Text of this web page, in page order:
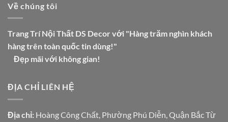
Về chúng tôi
Trang Trí Nội Thất DS Decor với "Hàng trăm nghìn khách
hàng trên toàn quốc tin dùng!"
Đẹp mãi với không gian!
ĐỊA CHỈ LIÊN HỆ
Địa chỉ: Hoàng Công Chất, Phường Phú Diễn, Quận Bắc Từ